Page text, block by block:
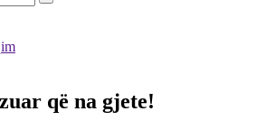
që na gjete!